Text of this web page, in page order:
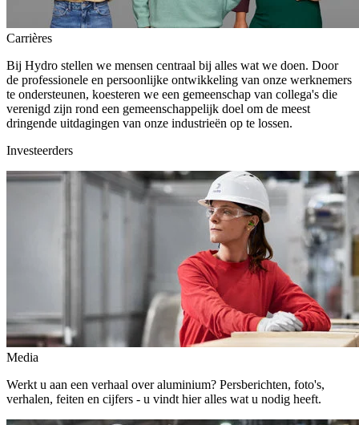
Carrières
Bij Hydro stellen we mensen centraal bij alles wat we doen. Door
de professionele en persoonlijke ontwikkeling van onze werknemers
te ondersteunen, koesteren we een gemeenschap van collega's die
verenigd zijn rond een gemeenschappelijk doel om de meest
dringende uitdagingen van onze industrieën op te lossen.
Investeerders
Media
Werkt u aan een verhaal over aluminium? Persberichten, foto's,
verhalen, feiten en cijfers - u vindt hier alles wat u nodig heeft.